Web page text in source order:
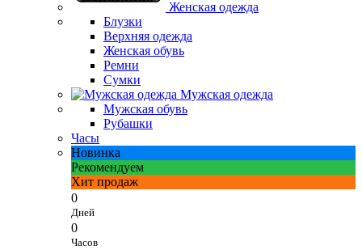
Женская одежда
Блузки
Верхняя одежда
Женская обувь
Ремни
Сумки
Мужская одежда
Мужская обувь
Рубашки
Часы
Новинка
Рекомендуем
Хит продаж
0
Дней
0
Часов